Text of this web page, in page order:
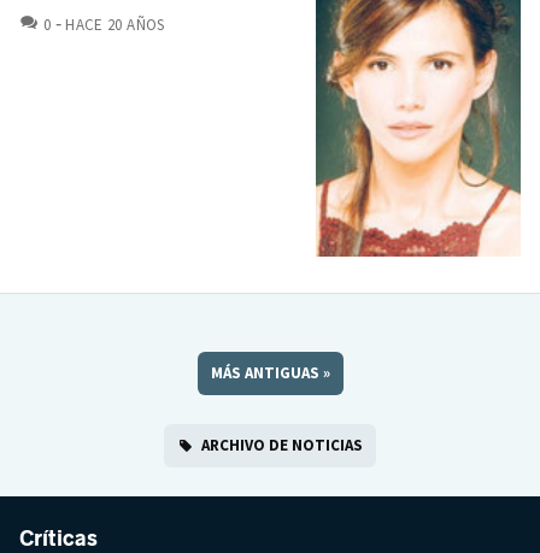
0 COMENTARIOS
HACE 20 AÑOS
MÁS ANTIGUAS »
ARCHIVO DE NOTICIAS
Críticas